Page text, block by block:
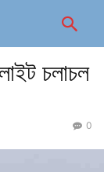
চলাচল
0